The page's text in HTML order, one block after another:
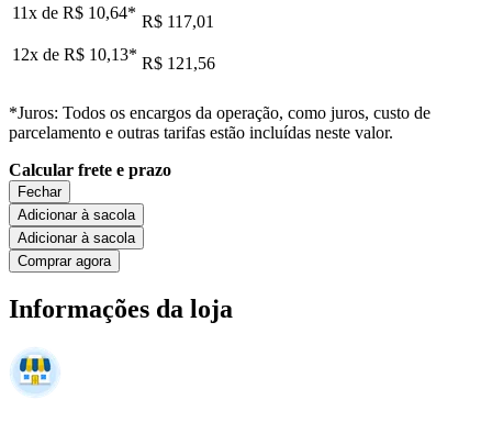
11x de R$ 10,64* R$ 117,01
12x de R$ 10,13* R$ 121,56
*Juros: Todos os encargos da operação, como juros, custo de
parcelamento e outras tarifas estão incluídas neste valor.
Calcular frete e prazo
Fechar
Adicionar à sacola
Adicionar à sacola
Comprar agora
Informações da loja